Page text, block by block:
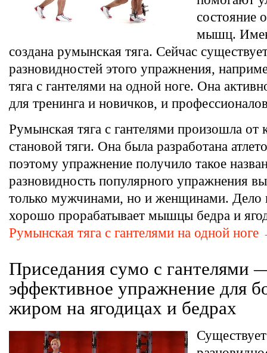
состояние
мышц.
создана румынская тяга. Сейчас
разновидностей этого упражнения,
тяга с гантелями на одной ноге. Она
для тренинга и новичков, и
Румынская тяга с гантелями произошла от
становой тяги. Она была разработана
поэтому упражнение получило такое
разновидность популярного упражнения
только мужчинами, но и женщинами. Дело
хорошо прорабатывает мышцы бедра и
Румынская тяга с гантелями на одной
Приседания сумо с гантелями
эффективное упражнение для
жиром на ягодицах и бедрах